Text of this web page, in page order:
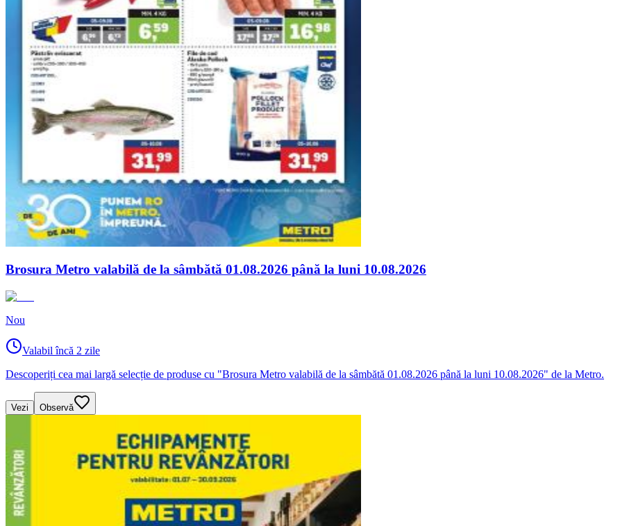
Brosura Metro valabilă de la sâmbătă 01.08.2026 până la luni 10.08.2026
Nou
Valabil încă 2 zile
Descoperiți cea mai largă selecție de produse cu "Brosura Metro valabilă de la sâmbătă 01.08.2026 până la luni 10.08.2026" de la Metro.
Vezi Observă